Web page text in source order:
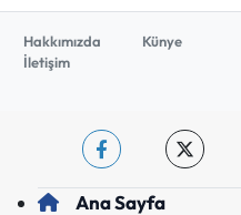
Hakkımızda
Künye
İletişim
Ana Sayfa